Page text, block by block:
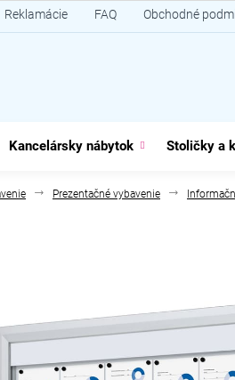
Reklamácie FAQ Obchodné
Kancelársky nábytok Stoličky a
Prezentačné vybavenie